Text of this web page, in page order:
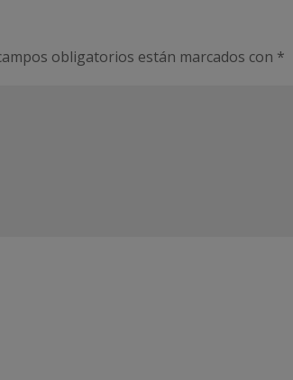
obligatorios están marcados con *